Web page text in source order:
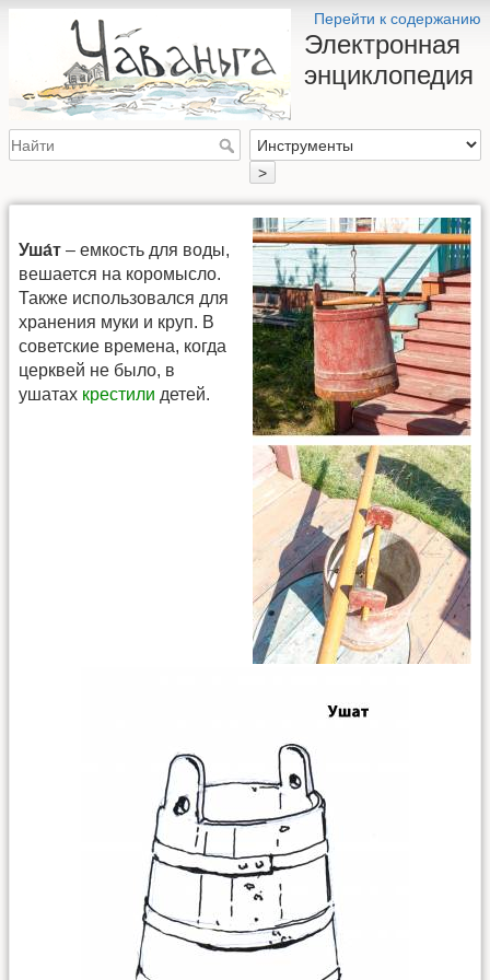
Перейти к содержанию
Электронная
энциклопедия
>
Уша́т – емкость для воды,
вешается на коромысло.
Также использовался для
хранения муки и круп. В
советские времена, когда
церквей не было, в
ушатах крестили детей.